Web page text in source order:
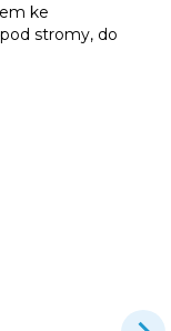
ke
stromy, do